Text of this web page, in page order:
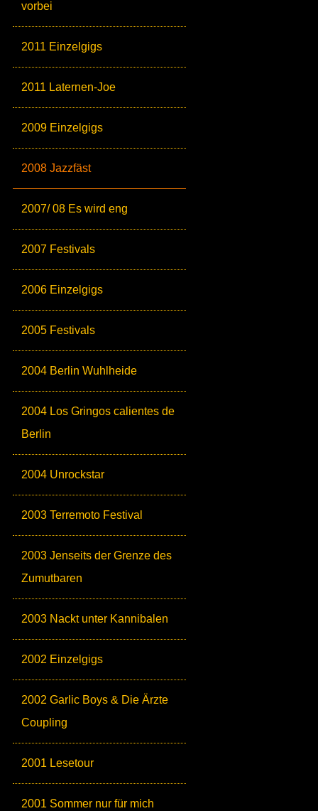
vorbei
2011 Einzelgigs
2011 Laternen-Joe
2009 Einzelgigs
2008 Jazzfäst
2007/ 08 Es wird eng
2007 Festivals
2006 Einzelgigs
2005 Festivals
2004 Berlin Wuhlheide
2004 Los Gringos calientes de
Berlin
2004 Unrockstar
2003 Terremoto Festival
2003 Jenseits der Grenze des
Zumutbaren
2003 Nackt unter Kannibalen
2002 Einzelgigs
2002 Garlic Boys & Die Ärzte
Coupling
2001 Lesetour
2001 Sommer nur für mich